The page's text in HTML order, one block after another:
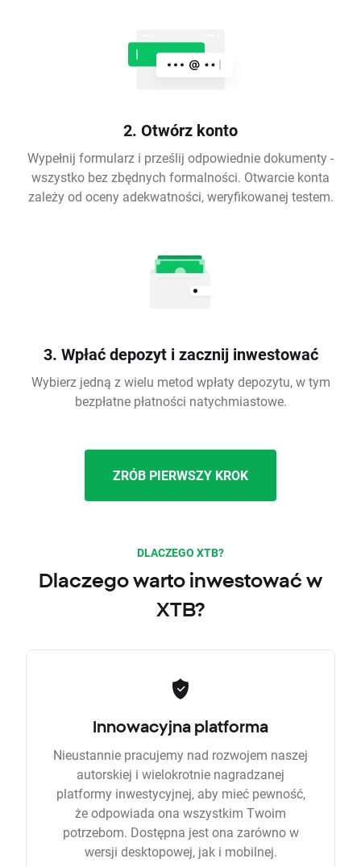
2. Otwórz konto
Wypełnij formularz i prześlij odpowiednie dokumenty -
wszystko bez zbędnych formalności. Otwarcie konta
zależy od oceny adekwatności, weryfikowanej testem.
3. Wpłać depozyt i zacznij inwestować
Wybierz jedną z wielu metod wpłaty depozytu, w tym
bezpłatne płatności natychmiastowe.
ZRÓB PIERWSZY KROK
DLACZEGO XTB?
Dlaczego warto inwestować w
XTB?
Innowacyjna platforma
Nieustannie pracujemy nad rozwojem naszej
autorskiej i wielokrotnie nagradzanej
platformy inwestycyjnej, aby mieć pewność,
że odpowiada ona wszystkim Twoim
potrzebom. Dostępna jest ona zarówno w
wersji desktopowej, jak i mobilnej.